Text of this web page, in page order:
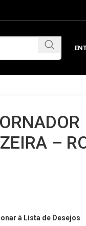
–
à Lista de Desejos